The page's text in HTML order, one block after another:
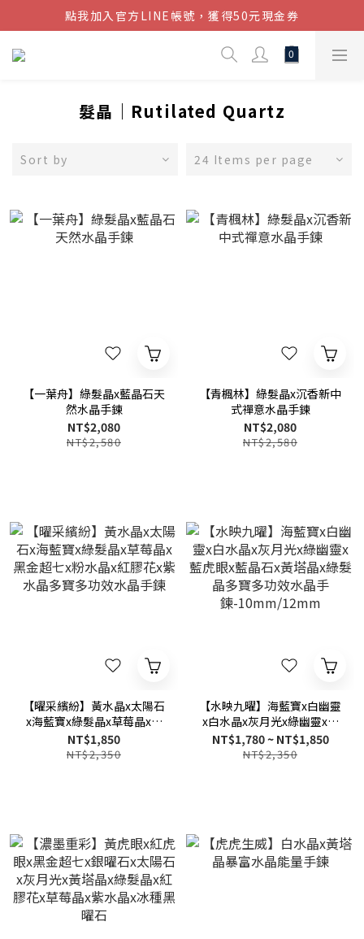
結帳金額滿$1080超取免運
點我加入官方LINE帳號，獲得50元現金券
結帳金額滿$1080超取免運
髮晶｜Rutilated Quartz
Sort by 24 Items per page
【一葉舟】綠髮晶x藍晶石天
然水晶手鍊
NT$2,080
NT$2,580
【青楓林】綠髮晶x沉香新中
式禪意水晶手鍊
NT$2,080
NT$2,580
【曜采繽紛】黃水晶x太陽石
x海藍寶x綠髮晶x草莓晶x黑
金超七x粉水晶x紅膠花x紫水
晶多寶多功效水晶手鍊
NT$1,850
NT$2,350
【水映九曜】海藍寶x白幽靈
x白水晶x灰月光x綠幽靈x藍
虎眼x藍晶石x黃塔晶x綠髮晶
多寶多功效水晶手
NT$1,780 ~ NT$1,850
NT$2,350